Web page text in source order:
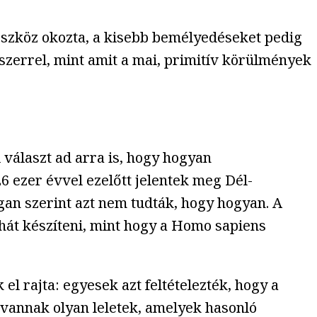
okozta, a kisebb bemélyedéseket pedig
mint amit a mai, primitív körülmények
ad arra is, hogy hogyan
ezer évvel ezelőtt jelentek meg Dél-
szerint azt nem tudták, hogy hogyan. A
készíteni, mint hogy a Homo sapiens
rajta: egyesek azt feltételezték, hogy a
olyan leletek, amelyek hasonló